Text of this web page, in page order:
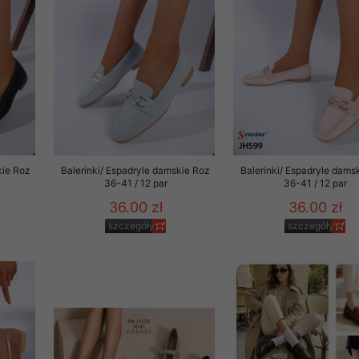
Roz
Balerinki/ Espadryle damskie Roz
36-41 / 12 par
36.00 zł
szczegóły
Balerinki/ Espadryle
36-41 / 12 par
36.00 zł
szczegóły
wysyłamy Klientom jedynie wówczas, gdy wyrazili
wysyłanego Klientowi, jeżeli potwierdzi wyraźnie
na otrzymywanie newslettera o aktualnych promocjach,
te dotyczą wyłącznie oferty naszego Sklepu.
i sugestie odnoszące się do ochrony Państwa prywatności,
na email